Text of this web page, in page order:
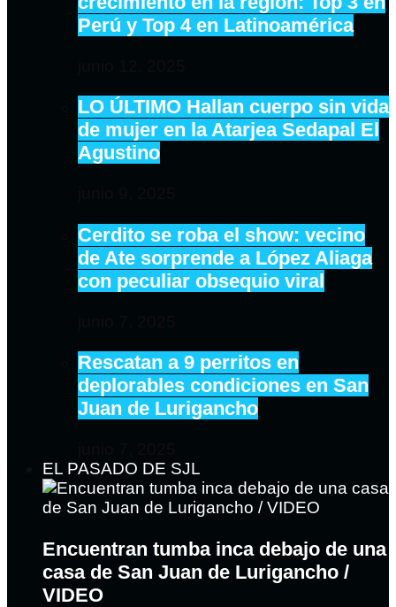
Perú y Top 4 en Latinoamérica
LO ÚLTIMO Hallan cuerpo sin vida
de mujer en la Atarjea Sedapal El
Agustino
Cerdito se roba el show: vecino
de Ate sorprende a López Aliaga
con peculiar obsequio viral
Rescatan a 9 perritos en
deplorables condiciones en San
Juan de Lurigancho
EL PASADO DE SJL
Encuentran tumba inca debajo de una
casa de San Juan de Lurigancho /
VIDEO